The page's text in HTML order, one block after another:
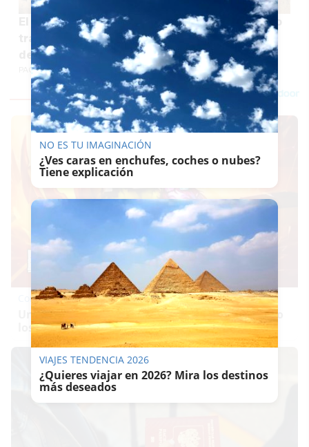
El incendio forestal de San Roque, estabilizado
tras cinco horas de intenso trabajo: 19 familias
desalojadas y una vivienda con graves daños
PACO SÁNCHEZ MÚGICA
Corepunk MMORPG
Un verdadero MMORPG de la vieja escuela ¡Cómo
los de antes, pero mejor!
NO ES TU IMAGINACIÓN
¿Ves caras en enchufes, coches o nubes?
Tiene explicación
VIAJES TENDENCIA 2026
¿Quieres viajar en 2026? Mira los destinos
más deseados